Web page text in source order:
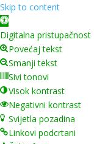
Skip to content
Open toolbar
Digitalna pristupačnost
Povećaj tekst
Smanji tekst
Sivi tonovi
Visok kontrast
Negativni kontrast
Svijetla pozadina
Linkovi podcrtani